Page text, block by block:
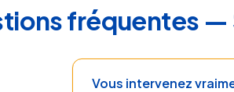
fréquentes —
Vous intervenez